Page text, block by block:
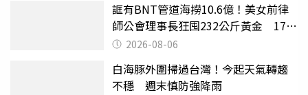
誆有BNT管道海撈10.6億！美女前律
師公會理事長狂囤232公斤黃金 17人
遭起訴
2026-08-06
白海豚外圍掃過台灣！今起天氣轉趨
不穩 週末慎防強降雨